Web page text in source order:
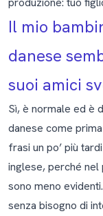
Il mio
danese
suoi amici
Sì, è normale ed è
danese come
frasi un po’ più
inglese, perché nel
sono meno
senza bisogno di